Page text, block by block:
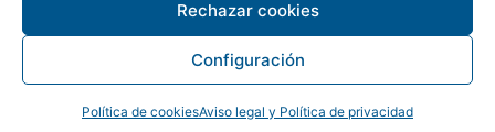
Rechazar cookies
Configuración
Política de cookiesAviso legal y Política de privacidad